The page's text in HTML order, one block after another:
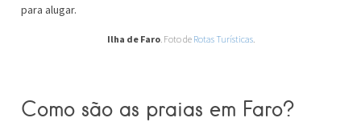
para alugar.
Ilha de Faro. Foto de Rotas Turísticas.
Como são as praias em Faro?